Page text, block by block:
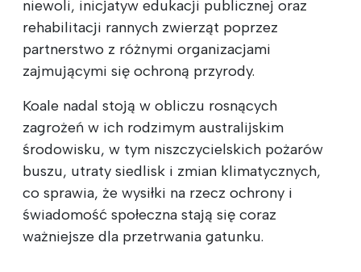
niewoli, inicjatyw edukacji publicznej oraz
rehabilitacji rannych zwierząt poprzez
partnerstwo z różnymi organizacjami
zajmującymi się ochroną przyrody.
Koale nadal stoją w obliczu rosnących
zagrożeń w ich rodzimym australijskim
środowisku, w tym niszczycielskich pożarów
buszu, utraty siedlisk i zmian klimatycznych,
co sprawia, że wysiłki na rzecz ochrony i
świadomość społeczna stają się coraz
ważniejsze dla przetrwania gatunku.